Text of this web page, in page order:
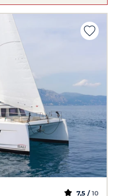
7,5 / 10